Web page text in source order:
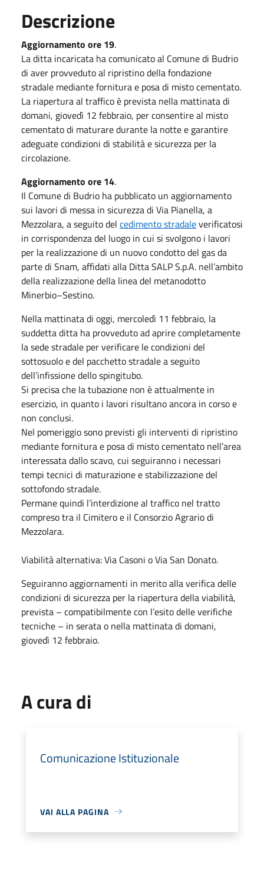
Descrizione
Aggiornamento ore 19.
La ditta incaricata ha comunicato al Comune di Budrio
di aver provveduto al ripristino della fondazione
stradale mediante fornitura e posa di misto cementato.
La riapertura al traffico è prevista nella mattinata di
domani, giovedì 12 febbraio, per consentire al misto
cementato di maturare durante la notte e garantire
adeguate condizioni di stabilità e sicurezza per la
circolazione.
Aggiornamento ore 14.
Il Comune di Budrio ha pubblicato un aggiornamento
sui lavori di messa in sicurezza di Via Pianella, a
Mezzolara, a seguito del cedimento stradaleverificatosi
in corrispondenza del luogo in cui si svolgono i lavori
per la realizzazione di un nuovo condotto del gas da
parte di Snam, affidati alla Ditta SALP S.p.A. nell’ambito
della realizzazione della linea del metanodotto
Minerbio–Sestino.
Nella mattinata di oggi, mercoledì 11 febbraio, la
suddetta ditta ha provveduto ad aprire completamente
la sede stradale per verificare le condizioni del
sottosuolo e del pacchetto stradale a seguito
dell’infissione dello spingitubo.
Si precisa che la tubazione non è attualmente in
esercizio, in quanto i lavori risultano ancora in corso e
non conclusi.
Nel pomeriggio sono previsti gli interventi di ripristino
mediante fornitura e posa di misto cementato nell’area
interessata dallo scavo, cui seguiranno i necessari
tempi tecnici di maturazione e stabilizzazione del
sottofondo stradale.
Permane quindi l’interdizione al traffico nel tratto
compreso tra il Cimitero e il Consorzio Agrario di
Mezzolara.
Viabilità alternativa: Via Casoni o Via San Donato.
Seguiranno aggiornamenti in merito alla verifica delle
condizioni di sicurezza per la riapertura della viabilità,
prevista – compatibilmente con l’esito delle verifiche
tecniche – in serata o nella mattinata di domani,
giovedì 12 febbraio.
A cura di
Comunicazione Istituzionale
VAI ALLA PAGINA